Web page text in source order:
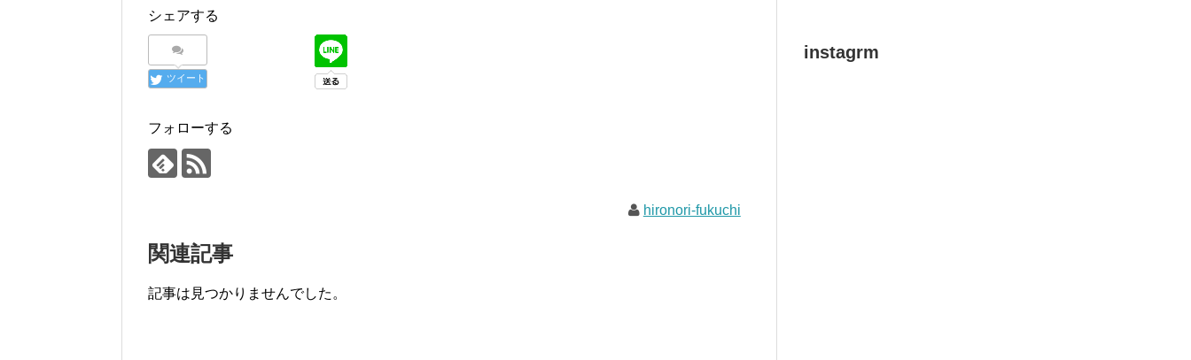
e
b
o
k
er
シェアする
ツイート
フォローする
hironori-fukuchi
関連記事
記事は見つかりませんでした。
instagrm